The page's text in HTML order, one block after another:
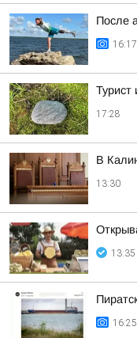
После
16:17
Турист
17:28
В
13:30
13:35
16:25